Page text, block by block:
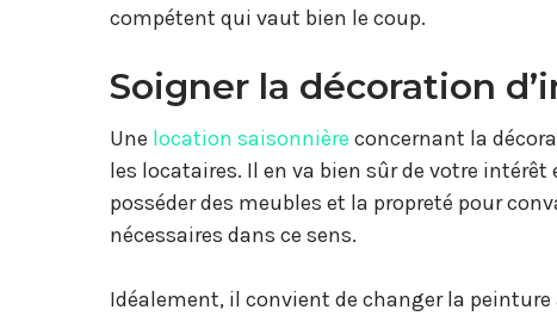
compétent qui vaut bien le coup.
Soigner la décoration
Une location saisonnière concernant la
les locataires. Il en va bien sûr de votre
posséder des meubles et la propreté pour
nécessaires dans ce sens.
Idéalement, il convient de changer la